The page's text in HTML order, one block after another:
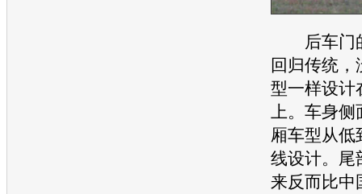
后车门
回归传统
型一样设计
上。车身侧
厢车型从低
线设计。尾
来反而比中